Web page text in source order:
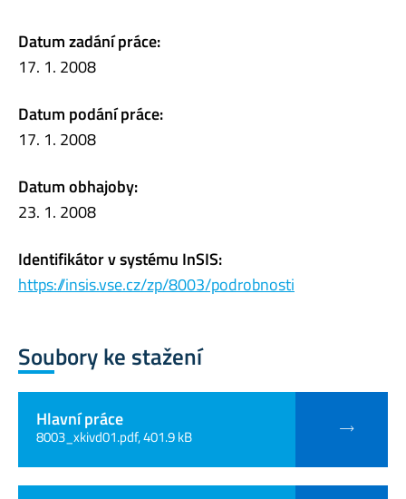
Datum zadání práce:
17. 1. 2008
Datum podání práce:
17. 1. 2008
Datum obhajoby:
23. 1. 2008
Identifikátor v systému InSIS:
https://insis.vse.cz/zp/8003/podrobnosti
Soubory ke stažení
Hlavní práce
8003_xkivd01.pdf, 401.9 kB